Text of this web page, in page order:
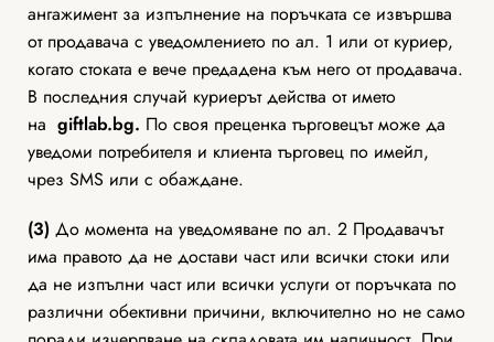
ангажимент за изпълнение на поръчката се извършва
от продавача с уведомлението по ал. 1 или от куриер,
когато стоката е вече предадена към него от продавача.
В последния случай куриерът действа от името
на giftlab.bg. По своя преценка търговецът може да
уведоми потребителя и клиента търговец по имейл,
чрез SMS или с обаждане.
(3) До момента на уведомяване по ал. 2 Продавачът
има правото да не достави част или всички стоки или
да не изпълни част или всички услуги от поръчката по
различни обективни причини, включително но не само